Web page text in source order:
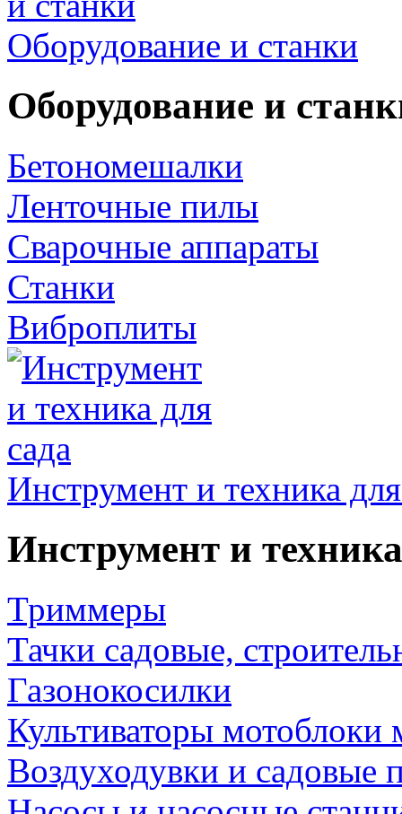
Оборудование и станки
Оборудование и
Бетономешалки
Ленточные пилы
Сварочные аппараты
Станки
Виброплиты
Инструмент и техника
Инструмент и
Триммеры
Тачки садовые,
Газонокосилки
Культиваторы мотоблоки
Воздуходувки и садовые